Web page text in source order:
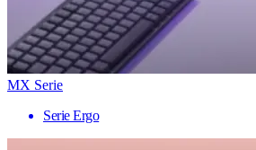
MX Serie
Serie Ergo